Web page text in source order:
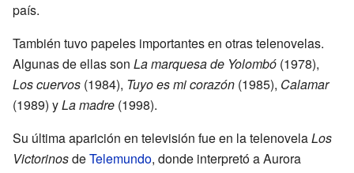
país.
También tuvo papeles importantes en otras telenovelas.
Algunas de ellas son La marquesa de Yolombó (1978),
Los cuervos (1984), Tuyo es mi corazón (1985), Calamar
(1989) yLa madre (1998).
Su última aparición en televisión fue en la telenovelaLos
VictorinosdeTelemundo, donde interpretó a Aurora